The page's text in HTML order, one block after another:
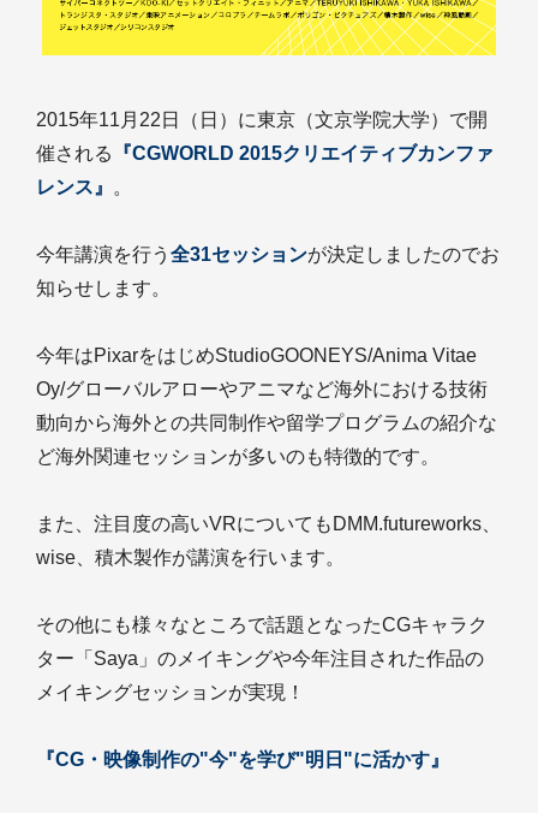
2015年11月22日（日）に東京（文京学院大学）で開
催される
『CGWORLD 2015クリエイティブカンファ
レンス』
。
今年講演を行う 全31セッションが決定しましたのでお
知らせします。
今年はPixarをはじめStudioGOONEYS/Anima Vitae
Oy/グローバルアローやアニマなど海外における技術
動向から海外との共同制作や留学プログラムの紹介な
ど海外関連セッションが多いのも特徴的です。
また、注目度の高いVRについてもDMM.futureworks、
wise、積木製作が講演を行います。
その他にも様々なところで話題となったCGキャラク
ター「Saya」のメイキングや今年注目された作品の
メイキングセッションが実現！
『CG・映像制作の"今"を学び"明日"に活かす』